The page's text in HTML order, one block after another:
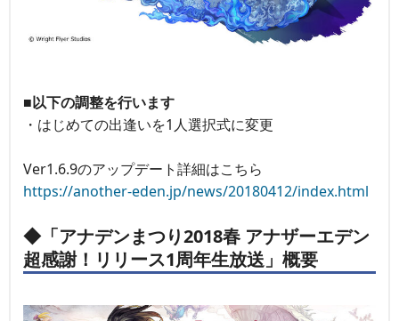
■以下の調整を行います
・はじめての出逢いを1人選択式に変更
Ver1.6.9のアップデート詳細はこちら
https://another-eden.jp/news/20180412/index.html
◆「アナデンまつり2018春 アナザーエデン
超感謝！リリース1周年生放送」概要